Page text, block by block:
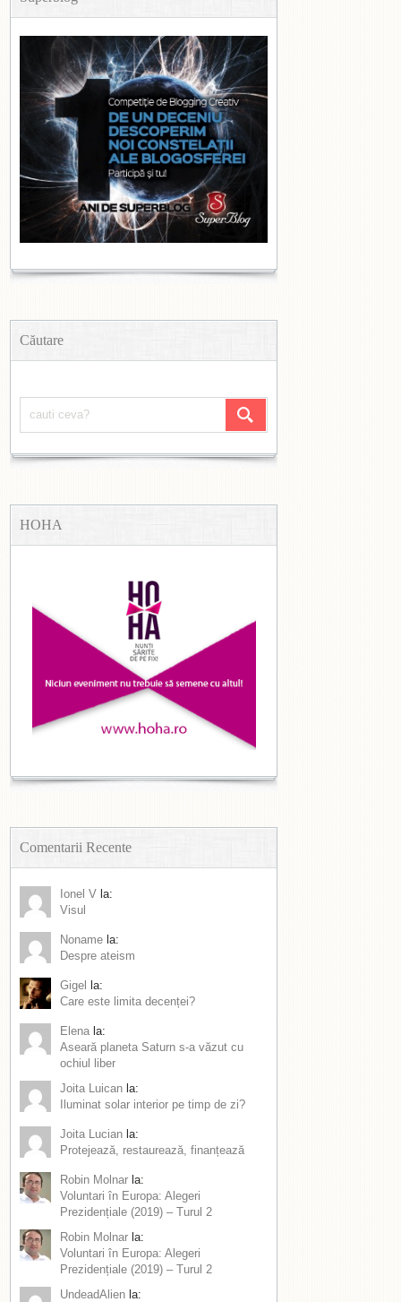
Căutare
HOHA
Comentarii Recente
Ionel V la:
Visul
Noname la:
Despre ateism
Gigel
la:
Care este limita decenței?
Elena la:
Aseară planeta Saturn s-a văzut cu
ochiul liber
Joita Luican la:
Iluminat solar interior pe timp de zi?
Joita Lucian la:
Protejează, restaurează, finanțează
Robin Molnar la:
Voluntari în Europa: Alegeri
Prezidențiale (2019) – Turul 2
Robin Molnar la:
Voluntari în Europa: Alegeri
Prezidențiale (2019) – Turul 2
UndeadAlien la: